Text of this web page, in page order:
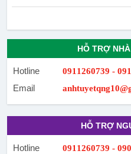
HỖ TRỢ
Hotline 0911260739 -
Email
HỖ TRỢ
Hotline 0911260739 -